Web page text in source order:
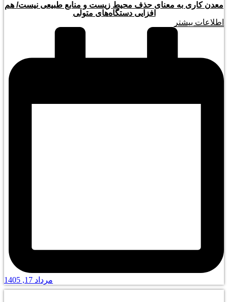
معدن کاری به معنای حذف محیط زیست و منابع طبیعی نیست/ هم
افزایی دستگاه‌های متولی
اطلاعات بیشتر
مرداد 17, 1405